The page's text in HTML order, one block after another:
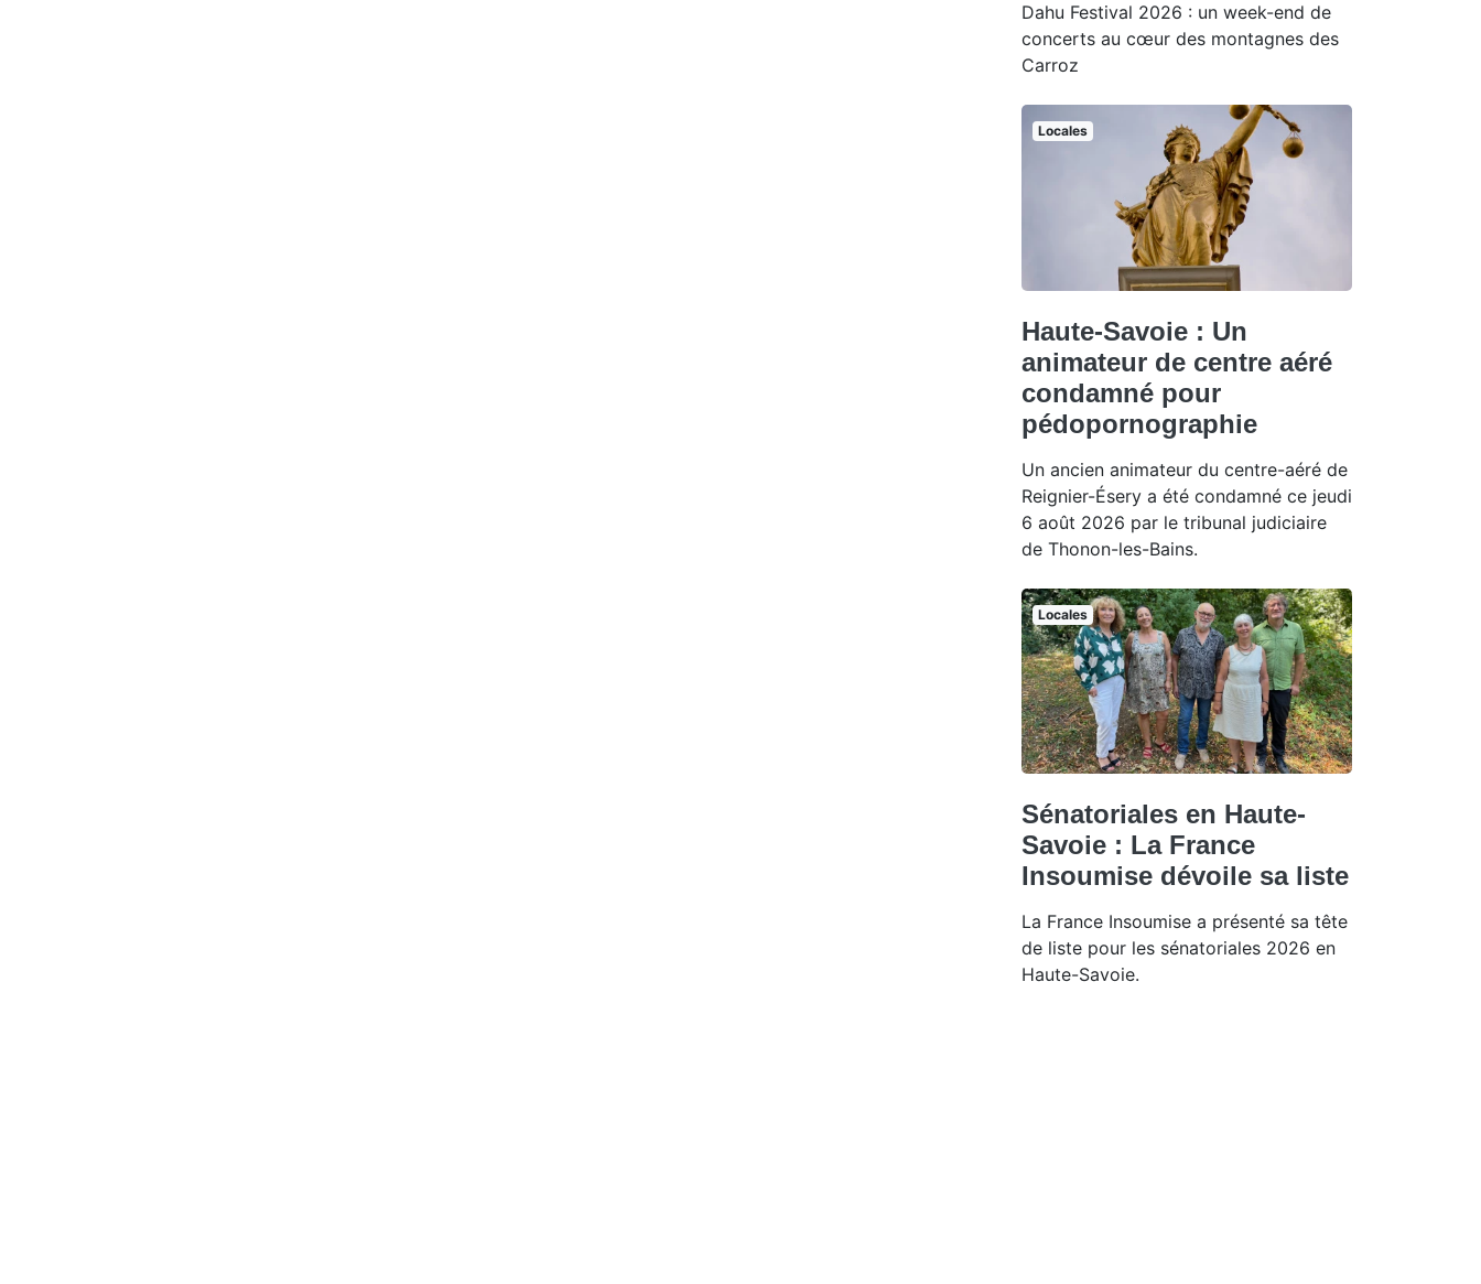
Dahu Festival 2026 : un week-end de
concerts au cœur des montagnes des
Carroz
Locales
Haute-Savoie : Un
animateur de centre aéré
condamné pour
pédopornographie
Un ancien animateur du centre-aéré de
Reignier-Ésery a été condamné ce jeudi
6 août 2026 par le tribunal judiciaire
de Thonon-les-Bains.
Locales
Sénatoriales en Haute-
Savoie : La France
Insoumise dévoile sa liste
La France Insoumise a présenté sa tête
de liste pour les sénatoriales 2026 en
Haute-Savoie.